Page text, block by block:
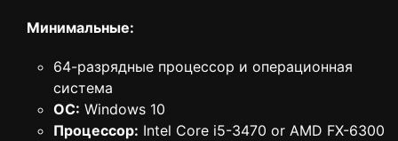
Минимальные:
64-разрядные процессор и операционная
система
ОС: Windows 10
Процессор: Intel Core i5-3470 or AMD FX-6300